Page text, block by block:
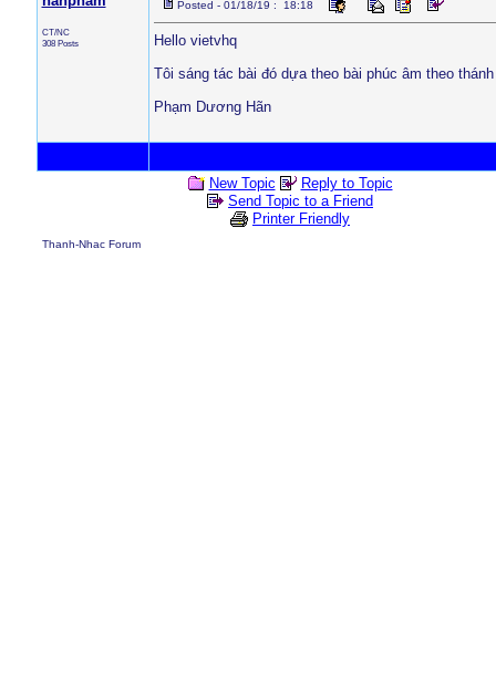
CT/NC
308 Posts
Posted - 01/18/19 : 18:18
Hello vietvhq
Tôi sáng tác bài đó dựa theo bài phúc âm theo
Phạm Dương Hãn
New Topic
Reply to Topic
Send Topic to a Friend
Printer Friendly
Thanh-Nhac Forum